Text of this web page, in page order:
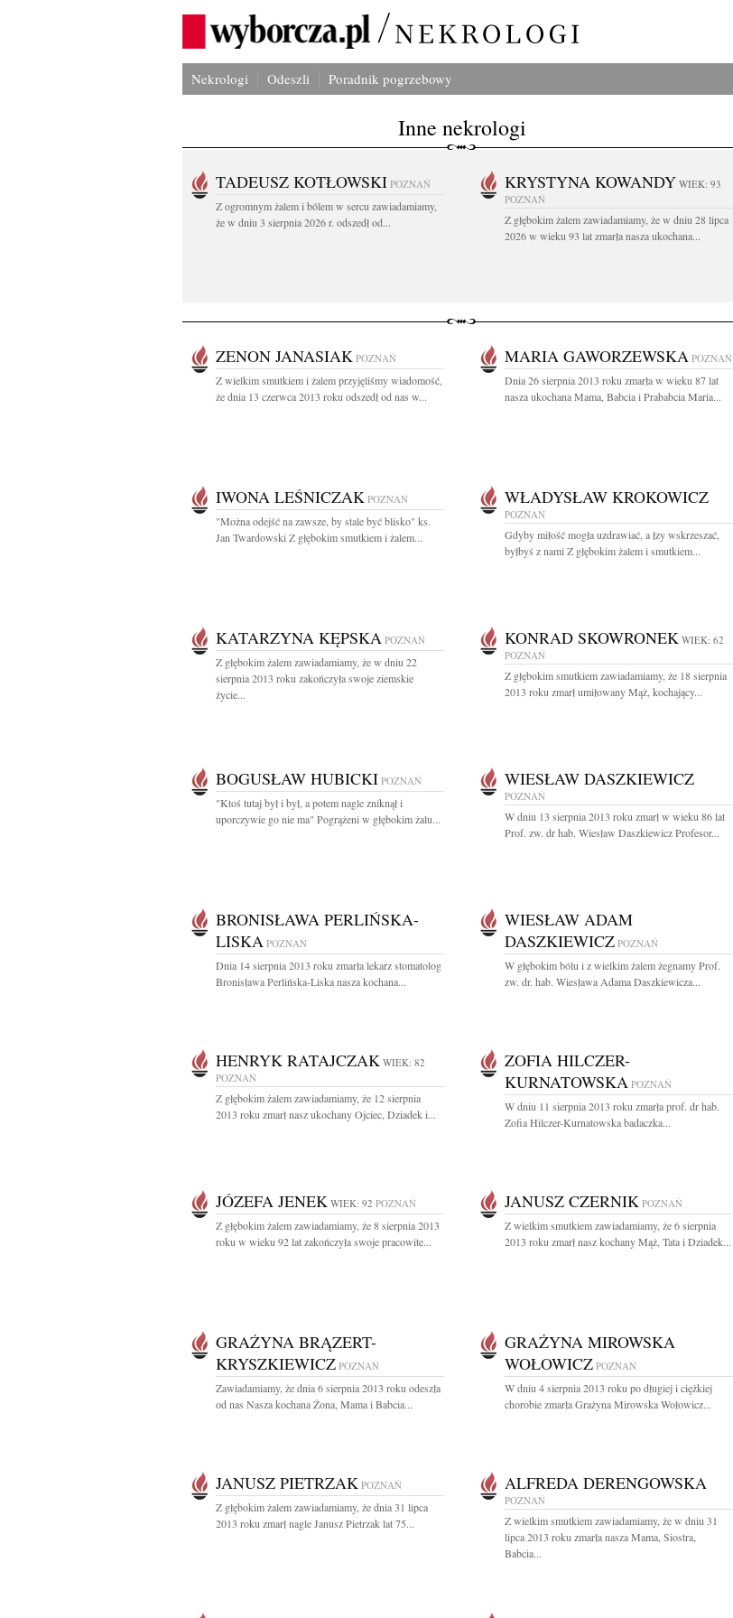
Nekrologi Odeszli Poradnik pogrzebowy
Inne nekrologi
TADEUSZ KOTŁOWSKI POZNAŃ
Z ogromnym żalem i bólem w sercu zawiadamiamy,
że w dniu 3 sierpnia 2026 r. odszedł od...
KRYSTYNA KOWANDY WIEK: 93
POZNAŃ
Z głębokim żalem zawiadamiamy, że w dniu 28 lipca
2026 w wieku 93 lat zmarła nasza ukochana...
ZENON JANASIAK POZNAŃ
Z wielkim smutkiem i żalem przyjęliśmy wiadomość,
że dnia 13 czerwca 2013 roku odszedł od nas w...
MARIA GAWORZEWSKA POZNAŃ
Dnia 26 sierpnia 2013 roku zmarła w wieku 87 lat
nasza ukochana Mama, Babcia i Prababcia Maria...
IWONA LEŚNICZAK POZNAŃ
"Można odejść na zawsze, by stale być blisko" ks.
Jan Twardowski Z głębokim smutkiem i żalem...
WŁADYSŁAW KROKOWICZ
POZNAŃ
Gdyby miłość mogła uzdrawiać, a łzy wskrzeszać,
byłbyś z nami Z głębokim żalem i smutkiem...
KATARZYNA KĘPSKA POZNAŃ
Z głębokim żalem zawiadamiamy, że w dniu 22
sierpnia 2013 roku zakończyła swoje ziemskie
życie...
KONRAD SKOWRONEK WIEK: 62
POZNAŃ
Z głębokim smutkiem zawiadamiamy, że 18 sierpnia
2013 roku zmarł umiłowany Mąż, kochający...
BOGUSŁAW HUBICKI POZNAŃ
"Ktoś tutaj był i był, a potem nagle zniknął i
uporczywie go nie ma" Pogrążeni w głębokim żalu...
WIESŁAW DASZKIEWICZ
POZNAŃ
W dniu 13 sierpnia 2013 roku zmarł w wieku 86 lat
Prof. zw. dr hab. Wiesław Daszkiewicz Profesor...
BRONISŁAWA PERLIŃSKA-
LISKA POZNAŃ
Dnia 14 sierpnia 2013 roku zmarła lekarz stomatolog
Bronisława Perlińska-Liska nasza kochana...
WIESŁAW ADAM
DASZKIEWICZ POZNAŃ
W głębokim bólu i z wielkim żalem żegnamy Prof.
zw. dr. hab. Wiesława Adama Daszkiewicza...
HENRYK RATAJCZAK WIEK: 82
POZNAŃ
Z głębokim żalem zawiadamiamy, że 12 sierpnia
2013 roku zmarł nasz ukochany Ojciec, Dziadek i...
ZOFIA HILCZER-
KURNATOWSKA POZNAŃ
W dniu 11 sierpnia 2013 roku zmarła prof. dr hab.
Zofia Hilczer-Kurnatowska badaczka...
JÓZEFA JENEK WIEK: 92 POZNAŃ
Z głębokim żalem zawiadamiamy, że 8 sierpnia 2013
roku w wieku 92 lat zakończyła swoje pracowite...
JANUSZ CZERNIK POZNAŃ
Z wielkim smutkiem zawiadamiamy, że 6 sierpnia
2013 roku zmarł nasz kochany Mąż, Tata i Dziadek...
GRAŻYNA BRĄZERT-
KRYSZKIEWICZ POZNAŃ
Zawiadamiamy, że dnia 6 sierpnia 2013 roku odeszła
od nas Nasza kochana Żona, Mama i Babcia...
GRAŻYNA MIROWSKA
WOŁOWICZ POZNAŃ
W dniu 4 sierpnia 2013 roku po długiej i ciężkiej
chorobie zmarła Grażyna Mirowska Wołowicz...
JANUSZ PIETRZAK POZNAŃ
Z głębokim żalem zawiadamiamy, że dnia 31 lipca
2013 roku zmarł nagle Janusz Pietrzak lat 75...
ALFREDA DERENGOWSKA
POZNAŃ
Z wielkim smutkiem zawiadamiamy, że w dniu 31
lipca 2013 roku zmarła nasza Mama, Siostra,
Babcia...